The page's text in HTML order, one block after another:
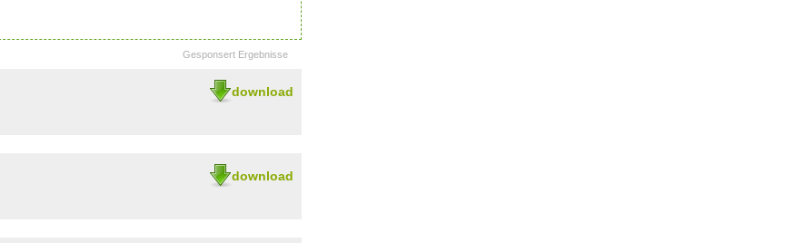
Gesponsert Ergebnisse
download
download